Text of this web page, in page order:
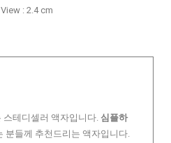
: 2.4 cm
스테디셀러 액자입니다. 심플하
분들께 추천드리는 액자입니다.